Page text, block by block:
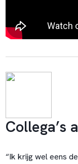
Collega’s
“Ik krijg wel eens